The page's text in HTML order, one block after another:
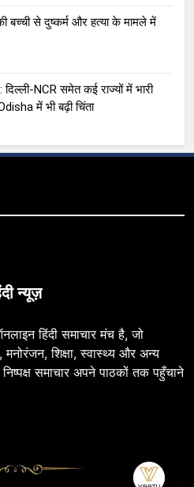
बच्ची से दुष्कर्म और हत्या के मामले में
NCR समेत कई राज्यों में भारी
में भी बढ़ी चिंता
न्यूज़
हिंदी समाचार मंच है, जो
मनोरंजन, शिक्षा, स्वास्थ्य और अन्य
समाचार अपने पाठकों तक पहुँचाने